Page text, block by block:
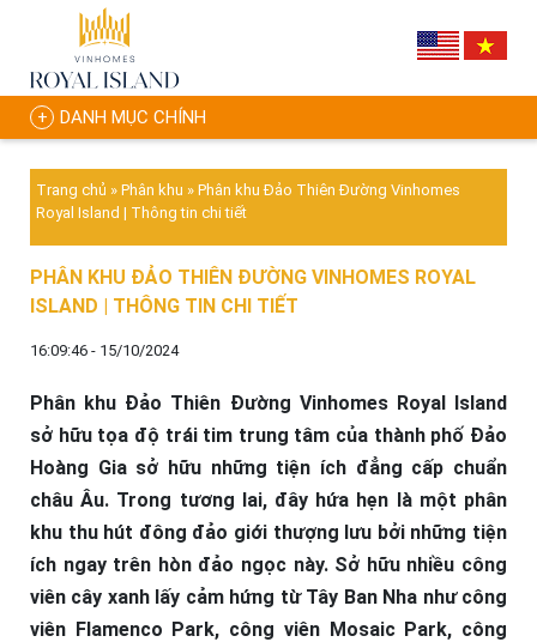
DANH MỤC CHÍNH
Trang chủ » Phân khu » Phân khu Đảo Thiên Đường Vinhomes
Royal Island | Thông tin chi tiết
PHÂN KHU ĐẢO THIÊN ĐƯỜNG VINHOMES ROYAL
ISLAND | THÔNG TIN CHI TIẾT
16:09:46 - 15/10/2024
Phân khu Đảo Thiên Đường Vinhomes Royal Island
sở hữu tọa độ trái tim trung tâm của thành phố Đảo
Hoàng Gia sở hữu những tiện ích đẳng cấp chuẩn
châu Âu. Trong tương lai, đây hứa hẹn là một phân
khu thu hút đông đảo giới thượng lưu bởi những tiện
ích ngay trên hòn đảo ngọc này. Sở hữu nhiều công
viên cây xanh lấy cảm hứng từ Tây Ban Nha như công
viên Flamenco Park, công viên Mosaic Park, công